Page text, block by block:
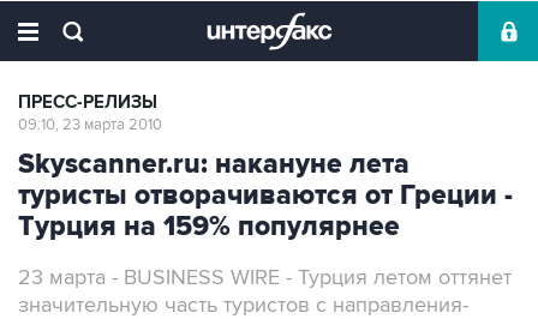
ПРЕСС-РЕЛИЗЫ
09:10, 23 марта 2010
Skyscanner.ru: накануне лета
туристы отворачиваются от Греции -
Турция на 159% популярнее
23 марта - BUSINESS WIRE - Турция летом оттянет
значительную часть туристов с направления-